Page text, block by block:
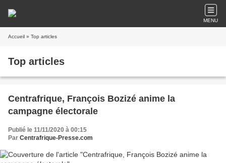
MENU
Accueil » Top articles
Top articles
Centrafrique, François Bozizé anime la
campagne électorale
Publié le 11/11/2020 à 00:15
Par Centrafrique-Presse.com